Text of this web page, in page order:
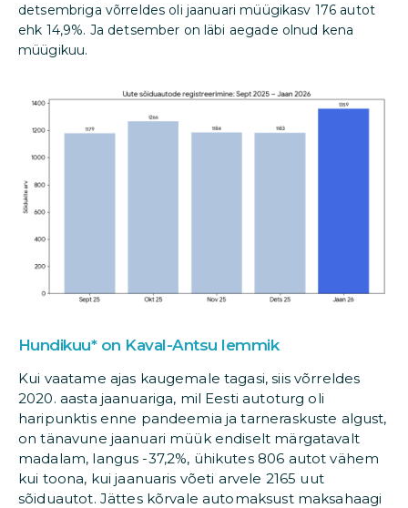
detsembriga võrreldes oli jaanuari müügikasv 176 autot
ehk 14,9%. Ja detsember on läbi aegade olnud kena
müügikuu.
Hundikuu* on Kaval-Antsu lemmik
Kui vaatame ajas kaugemale tagasi, siis võrreldes
2020. aasta jaanuariga, mil Eesti autoturg oli
haripunktis enne pandeemia ja tarneraskuste algust,
on tänavune jaanuari müük endiselt märgatavalt
madalam, langus -37,2%, ühikutes 806 autot vähem
kui toona, kui jaanuaris võeti arvele 2165 uut
sõiduautot. Jättes kõrvale automaksust maksahaagi